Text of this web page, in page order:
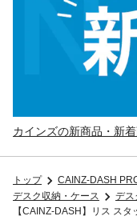
カインズの新商品・新
トップ CAINZ-DASH
デスク収納・ケース
デス
【CAINZ-DASH】リス ス